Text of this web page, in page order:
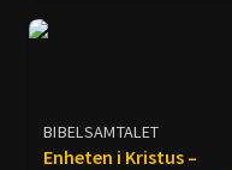
BIBELSAMTALET
Enheten i Kristus –